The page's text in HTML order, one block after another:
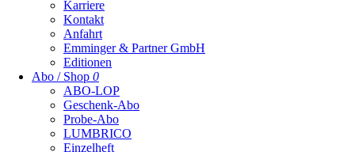
Karriere
Kontakt
Anfahrt
Emminger & Partner GmbH
Editionen
Abo / Shop 0
ABO-LOP
Geschenk-Abo
Probe-Abo
LUMBRICO
Einzelheft